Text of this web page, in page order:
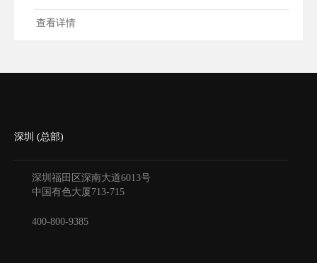
致...
查看详情
深圳 (总部)
深圳福田区深南大道6013号
中国有色大厦713-715
400-800-9385